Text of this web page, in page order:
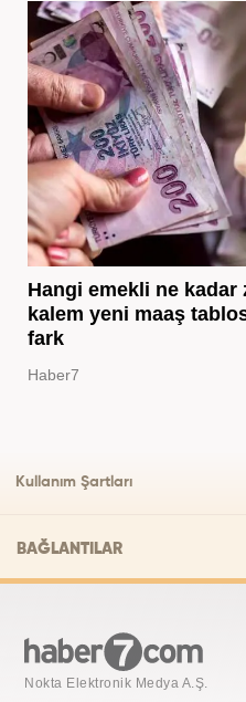
Hangi emekli ne kadar
kalem yeni maaş
fark
Haber7
Kullanım Şartları
BAĞLANTILAR
Nokta Elektronik Medya A.Ş.